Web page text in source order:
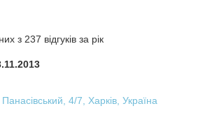
з 237 відгуків за рік
4/7, Харків, Україна